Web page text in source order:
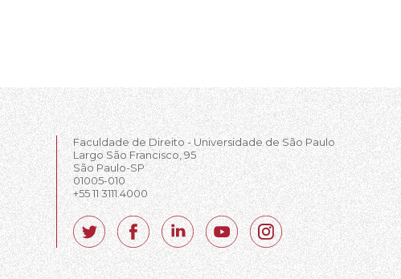
Faculdade de Direito - Universidade de São Paulo
Largo São Francisco, 95
São Paulo-SP
01005-010
+55 11 3111.4000